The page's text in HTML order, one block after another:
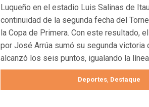
Luqueño en el estadio Luis Salinas de
continuidad de la segunda fecha del
la Copa de Primera. Con este resultado,
por José Arrúa sumó su segunda victoria
alcanzó los seis puntos, igualando la
Deportes Destaque